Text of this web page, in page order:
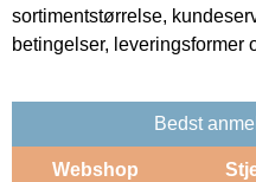
sortimentstørrelse,
betingelser, leveringsformer
Bedst
Webshop